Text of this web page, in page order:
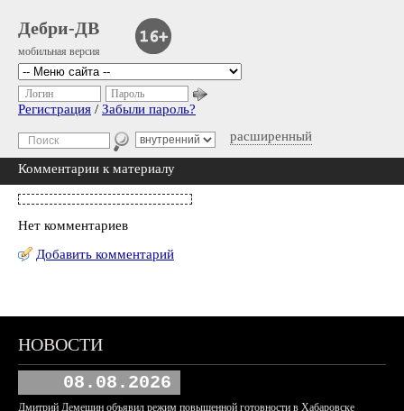
Дебри-ДВ
мобильная версия
расширенный
Логин Пароль
Регистрация / Забыли пароль?
Комментарии к материалу
Нет комментариев
Добавить комментарий
НОВОСТИ
08.08.2026
Дмитрий Демешин объявил режим повышенной готовности в Хабаровске